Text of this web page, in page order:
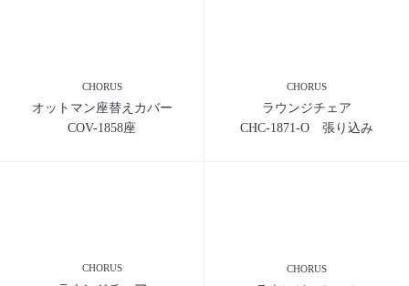
CHORUS
オットマン座替えカバー
COV-1858座
CHORUS
ラウンジチェア
CHC-1871-O 張り込み
CHORUS CHORUS